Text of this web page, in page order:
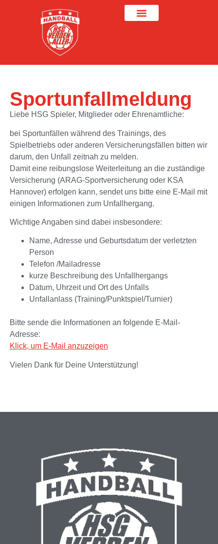
Sportunfallmeldung
Liebe HSG Spieler, Mitglieder oder Ehrenamtliche:
bei Sportunfällen während des Trainings, des
Spielbetriebs oder anderen Versicherungsfällen bitten wir
darum, den Unfall zeitnah zu melden.
Damit eine reibungslose Weiterleitung an die zuständige
Versicherung (ARAG-Sportversicherung oder KSA
Hannover) erfolgen kann, sendet uns bitte eine E-Mail mit
einigen Informationen zum Unfallhergang.
Wichtige Angaben sind dabei insbesondere:
Name, Adresse und Geburtsdatum der verletzten
Person
Telefon /Mailadresse
kurze Beschreibung des Unfallhergangs
Datum, Uhrzeit und Ort des Unfalls
Unfallanlass (Training/Punktspiel/Turnier)
Bitte sende die Informationen an folgende E-Mail-
Adresse:
Klick, um E-Mail anzuzeigen
Vielen Dank für Deine Unterstützung!